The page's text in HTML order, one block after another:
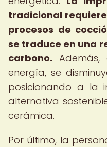
tradicional
procesos de
se traduce en una
carbono.
energía, se
posicionando a la
alternativa
cerámica.
Por último, la